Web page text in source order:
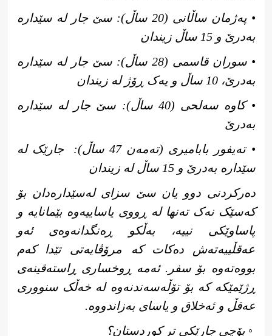
• پەژمان ساڵانی (20 ساڵ): سێ جار لە سێدارە
بەدرێ و 15 ساڵ زیندان
• سوران قاسمی (28 ساڵ): سێ جار لە سێدارە
بەدرێ، 10 ساڵ و یەک ڕۆژ لە زیندان
• کاوە سەلحی (40 ساڵ): سێ جار لە سێدارە
بەدرێ
• تەیفور بابامیری (تەمەن 47 ساڵ):
جارێک لە
سێدارە بەدرێ و 15 ساڵ لە زیندان
دەرکردنی دوو یان سێ سزای لەسێدارەدان بۆ
کەسێک نەک تەنها لە ڕووی یاساییەوە بێمانایە و
پاساوێکی نییە، بەڵکو ڕەنگدانەوەی ئەو
عەقڵییەتەش دەکات کە مرۆڤایەتی تێدا کەم
بووەتەوە بۆ سفر. ئەمە ڕوخساری ڕاستەقینەی
ڕژێمێکە کە بۆ تۆڵەسەندنەوە لە خەڵک سنووری
عەقڵ و ئەخلاق و یاسای بەزاندووە.
◦ بۆچی جارێکی تر کوردستان؟